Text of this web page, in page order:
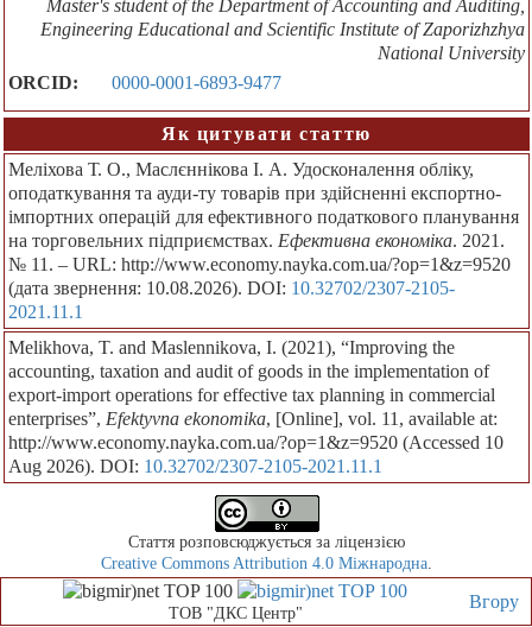
Master's student of the Department of Accounting and Auditing,
Engineering Educational and Scientific Institute of Zaporizhzhya
National University
ORCID:
0000-0001-6893-9477
Як цитувати статтю
Меліхова Т. О., Маслєннікова І. А. Удосконалення обліку,
оподаткування та ауди-ту товарів при здійсненні експортно-
імпортних операцій для ефективного податкового планування
на торговельних підприємствах. Ефективна економіка. 2021.
№ 11. – URL: http://www.economy.nayka.com.ua/?op=1&z=9520
(дата звернення: 10.08.2026). DOI: 10.32702/2307-2105-
2021.11.1
Melikhova, T. and Maslennikova, I. (2021), “Improving the
accounting, taxation and audit of goods in the implementation of
export-import operations for effective tax planning in commercial
enterprises”, Efektyvna ekonomika, [Online], vol. 11, available at:
http://www.economy.nayka.com.ua/?op=1&z=9520 (Accessed 10
Aug 2026). DOI: 10.32702/2307-2105-2021.11.1
Стаття розповсюджується за ліцензією
Creative Commons Attribution 4.0 Міжнародна.
Вгору
ТОВ "ДКС Центр"